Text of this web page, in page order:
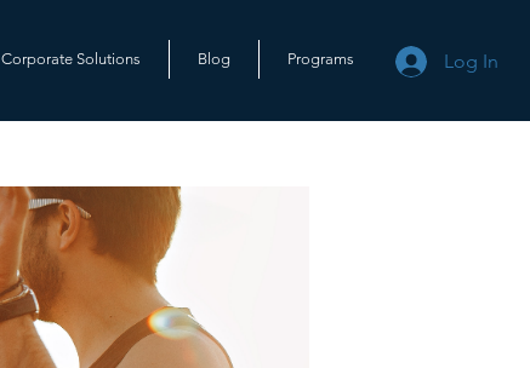
Corporate Solutions Blog Programs Log In